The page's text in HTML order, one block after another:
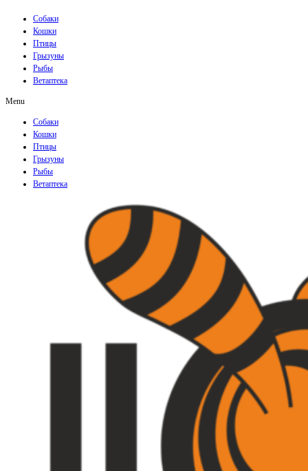
Собаки
Кошки
Птицы
Грызуны
Рыбы
Ветаптека
Menu
Собаки
Кошки
Птицы
Грызуны
Рыбы
Ветаптека